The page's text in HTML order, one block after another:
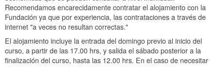
Recomendamos encarecidamente contratar el alojamiento con la
Fundación ya que por experiencia, las contrataciones a través de
internet "a veces no resultan correctas."
El alojamiento incluye la entrada del domingo previo al inicio del
curso, a partir de las 17.00 hrs, y salida el sábado posterior a la
finalización del curso, hasta las 12.00 hrs. En el caso de necesitar